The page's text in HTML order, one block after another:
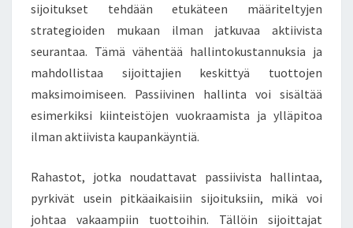
sijoitukset tehdään etukäteen määriteltyjen
strategioiden mukaan ilman jatkuvaa aktiivista
seurantaa. Tämä vähentää hallintokustannuksia ja
mahdollistaa sijoittajien keskittyä tuottojen
maksimoimiseen. Passiivinen hallinta voi sisältää
esimerkiksi kiinteistöjen vuokraamista ja ylläpitoa
ilman aktiivista kaupankäyntiä.
Rahastot, jotka noudattavat passiivista hallintaa,
pyrkivät usein pitkäaikaisiin sijoituksiin, mikä voi
johtaa vakaampiin tuottoihin. Tällöin sijoittajat